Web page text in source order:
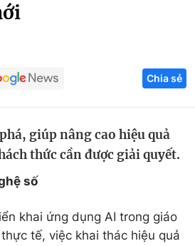
Hitech Công
Thị trường
Chia sẻ
giúp nâng cao hiệu quả
thức cần được giải quyết.​
số
khai ứng dụng AI trong giáo
tế, việc khai thác hiệu quả